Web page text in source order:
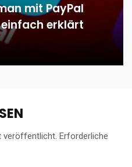
mit PayPal
erklärt
veröffentlicht. Erforderliche